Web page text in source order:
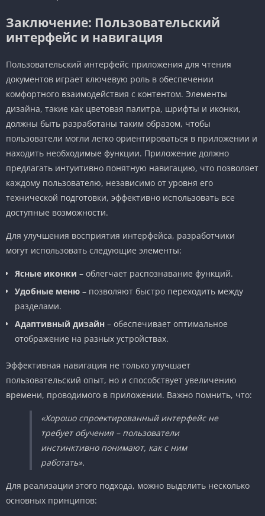
Заключение: Пользовательский
интерфейс и навигация
Пользовательский интерфейс приложения для чтения
документов играет ключевую роль в обеспечении
комфортного взаимодействия с контентом. Элементы
дизайна, такие как цветовая палитра, шрифты и иконки,
должны быть разработаны таким образом, чтобы
пользователи могли легко ориентироваться в приложении и
находить необходимые функции. Приложение должно
предлагать интуитивно понятную навигацию, что позволяет
каждому пользователю, независимо от уровня его
технической подготовки, эффективно использовать все
доступные возможности.
Для улучшения восприятия интерфейса, разработчики
могут использовать следующие элементы:
Ясные иконки – облегчает распознавание функций.
Удобные меню – позволяют быстро переходить между
разделами.
Адаптивный дизайн – обеспечивает оптимальное
отображение на разных устройствах.
Эффективная навигация не только улучшает
пользовательский опыт, но и способствует увеличению
времени, проводимого в приложении. Важно помнить, что:
«Хорошо спроектированный интерфейс не
требует обучения – пользователи
инстинктивно понимают, как с ним
работать».
Для реализации этого подхода, можно выделить несколько
основных принципов: